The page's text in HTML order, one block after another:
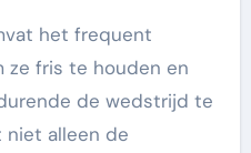
het frequent
ze fris te houden en
de wedstrijd te
alleen de